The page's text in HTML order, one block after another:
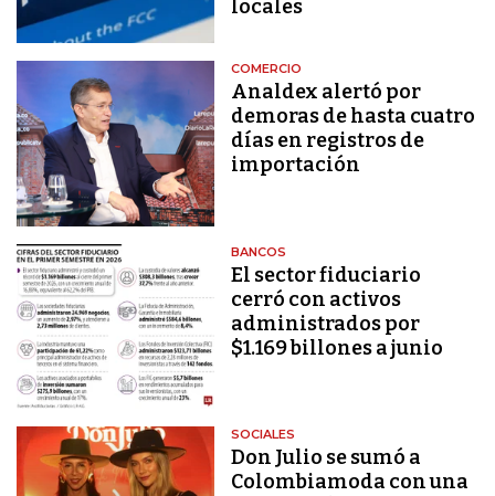
locales
COMERCIO
Analdex alertó por
demoras de hasta cuatro
días en registros de
importación
BANCOS
El sector fiduciario
cerró con activos
administrados por
$1.169 billones a junio
SOCIALES
Don Julio se sumó a
Colombiamoda con una